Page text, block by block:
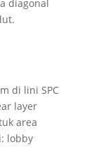
diagonal
di lini SPC
layer
area
lobby